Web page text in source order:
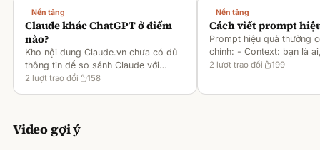
Nền tảng
Claude khác ChatGPT ở điểm
nào?
Kho nội dung Claude.vn chưa có đủ
thông tin để so sánh Claude với
ChatGPT. Hiện chỉ có tài liệu về
2 lượt trao đổi 158
Nền tảng
Cách viết prompt
Prompt hiệu quả thường
chính: - Context: bạn là
gì [1][2][6] - Task: muốn
2 lượt trao đổi 199
Video gợi ý